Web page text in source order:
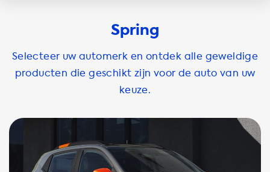
Spring
Selecteer uw automerk en ontdek alle geweldige
producten die geschikt zijn voor de auto van uw
keuze.